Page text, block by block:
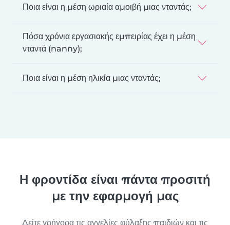
Ποια είναι η μέση ωριαία αμοιβή μιας νταντάς;
Πόσα χρόνια εργασιακής εμπειρίας έχει η μέση
νταντά (nanny);
Ποια είναι η μέση ηλικία μιας νταντάς;
Η φροντίδα είναι πάντα προσιτή
με την εφαρμογή μας
Δείτε γρήγορα τις αγγελίες φύλαξης παιδιών και τις